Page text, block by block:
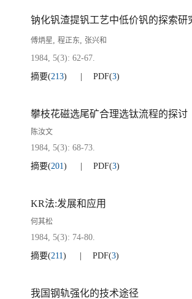
钠化钒渣提钒工艺中低价钒的探索研
傅炳星, 程正东, 张兴和
1984, 5(3): 62-67.
摘要(213) PDF(3)
攀枝花磁选尾矿合理选钛流程的探讨
陈汝文
1984, 5(3): 68-73.
摘要(201) PDF(3)
KR法:发展和应用
何其松
1984, 5(3): 74-80.
摘要(211) PDF(3)
我国钢轨强化的技术途径